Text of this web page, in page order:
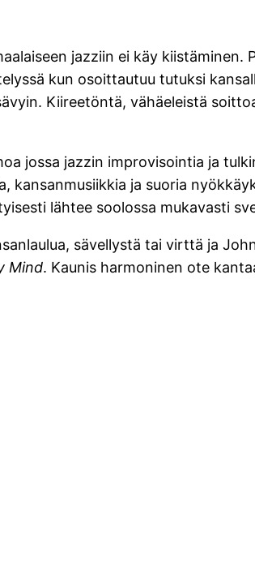
jazziin ei käy kiistäminen.
kun osoittautuu tutuksi
Kiireetöntä, vähäeleistä
jossa jazzin improvisointia ja
kansanmusiikkia ja suoria
lähtee soolossa mukavasti
sävellystä tai virttä ja
Mind. Kaunis harmoninen ote